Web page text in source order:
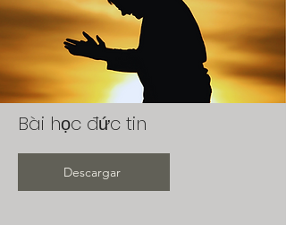
Bài học đức tin
Descargar